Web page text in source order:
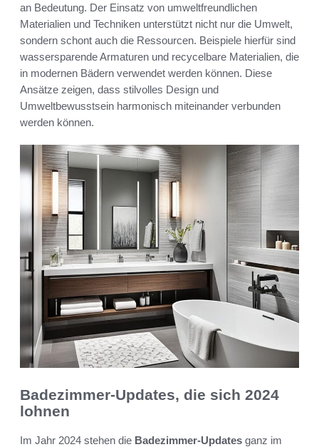
an Bedeutung. Der Einsatz von umweltfreundlichen
Materialien und Techniken unterstützt nicht nur die Umwelt,
sondern schont auch die Ressourcen. Beispiele hierfür sind
wassersparende Armaturen und recycelbare Materialien, die
in modernen Bädern verwendet werden können. Diese
Ansätze zeigen, dass stilvolles Design und
Umweltbewusstsein harmonisch miteinander verbunden
werden können.
Badezimmer-Updates, die sich 2024
lohnen
Im Jahr 2024 stehen die Badezimmer-Updates ganz im